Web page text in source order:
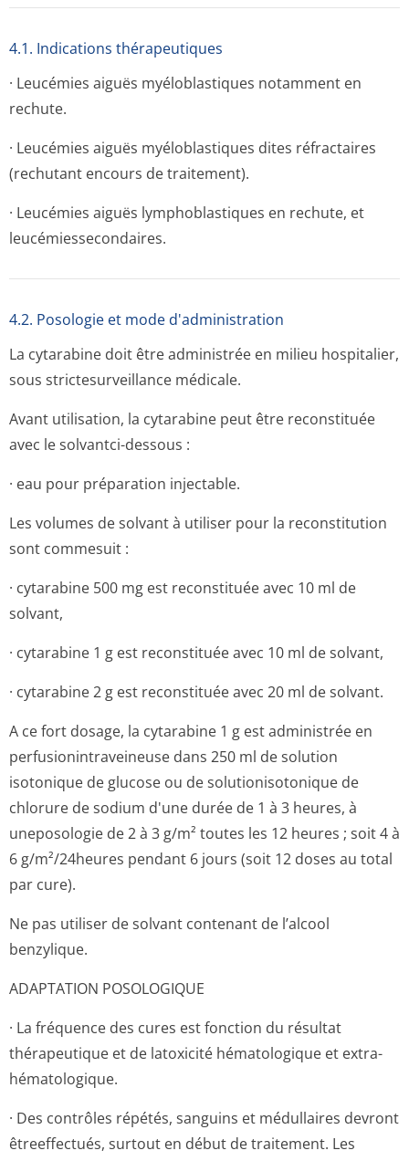
4.1. Indications thérapeutiques
· Leucémies aiguës myéloblastiques notamment en
rechute.
· Leucémies aiguës myéloblastiques dites réfractaires
(rechutant encours de traitement).
· Leucémies aiguës lymphoblastiques en rechute, et
leucémiessecon­daires.
4.2. Posologie et mode d'administration
La cytarabine doit être administrée en milieu hospitalier,
sous strictesurveillance médicale.
Avant utilisation, la cytarabine peut être reconstituée
avec le solvantci-dessous :
· eau pour préparation injectable.
Les volumes de solvant à utiliser pour la reconstitution
sont commesuit :
· cytarabine 500 mg est reconstituée avec 10 ml de
solvant,
· cytarabine 1 g est reconstituée avec 10 ml de solvant,
· cytarabine 2 g est reconstituée avec 20 ml de solvant.
A ce fort dosage, la cytarabine 1 g est administrée en
perfusionintra­veineuse dans 250 ml de solution
isotonique de glucose ou de solutionisotonique de
chlorure de sodium d'une durée de 1 à 3 heures, à
uneposologie de 2 à 3 g/m² toutes les 12 heures ; soit 4 à
6 g/m²/24heures pendant 6 jours (soit 12 doses au total
par cure).
Ne pas utiliser de solvant contenant de l’alcool
benzylique.
ADAPTATION POSOLOGIQUE
· La fréquence des cures est fonction du résultat
thérapeutique et de latoxicité hématologique et extra-
hématologique.
· Des contrôles répétés, sanguins et médullaires devront
êtreeffectués, surtout en début de traitement. Les